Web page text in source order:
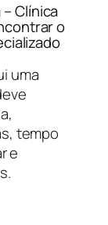
– Clínica
o
uma
tempo
e